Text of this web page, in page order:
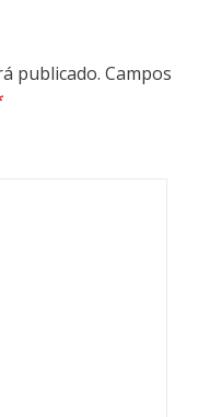
publicado. Campos